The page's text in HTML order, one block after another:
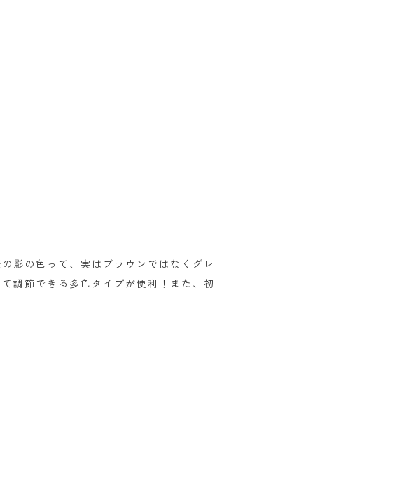
影の色って、実はブラウンではなくグレ
調節できる多色タイプが便利！また、初